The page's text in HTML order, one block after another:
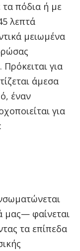
τα πόδια ή με
λεπτά
μειωμένα
για
άμεσα
έναν
για
μας— φαίνεται
τα επίπεδα